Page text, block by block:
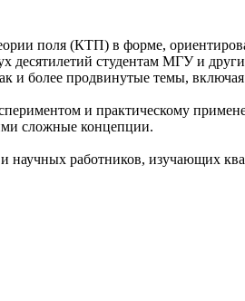
поля (КТП) в форме,
десятилетий студентам МГУ и
и более продвинутые темы,
и практическому
сложные концепции.
и научных работников, изучающих